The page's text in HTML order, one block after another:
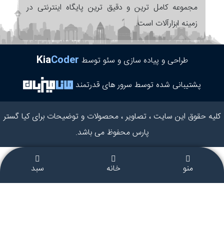
مجموعه کامل ترین و دقیق ترین پایگاه اینترنتی در
زمینه ابزارآلات است.
طراحی و پیاده سازی و سئو توسط KiaCoder
پشتیبانی شده توسط سرور های قدرتمند
کلیه حقوق این سایت ، تصاویر ، محصولات و توضیحات برای کیا گستر
پارس محفوظ می باشد.
منو خانه سبد